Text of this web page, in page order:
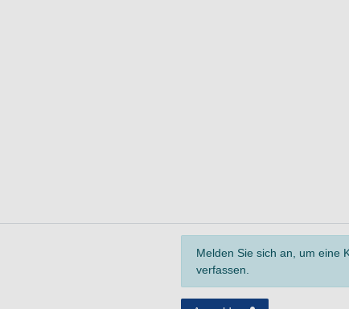
Melden Sie sich an, um eine
verfassen.